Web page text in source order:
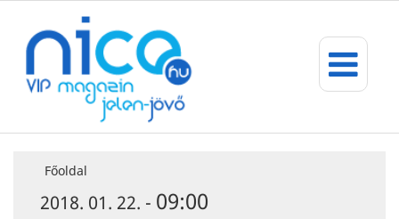
Főoldal
2018. 01. 22. - 09:00